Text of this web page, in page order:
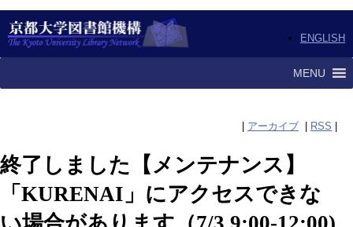
ENGLISH
MENU
アーカイブ RSS
終了しました【メンテナンス】
「KURENAI」にアクセスできな